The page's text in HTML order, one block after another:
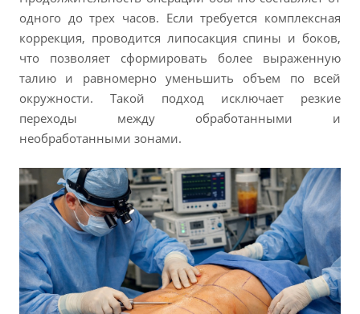
одного до трех часов. Если требуется комплексная
коррекция, проводится липосакция спины и боков,
что позволяет сформировать более выраженную
талию и равномерно уменьшить объем по всей
окружности. Такой подход исключает резкие
переходы между обработанными и
необработанными зонами.